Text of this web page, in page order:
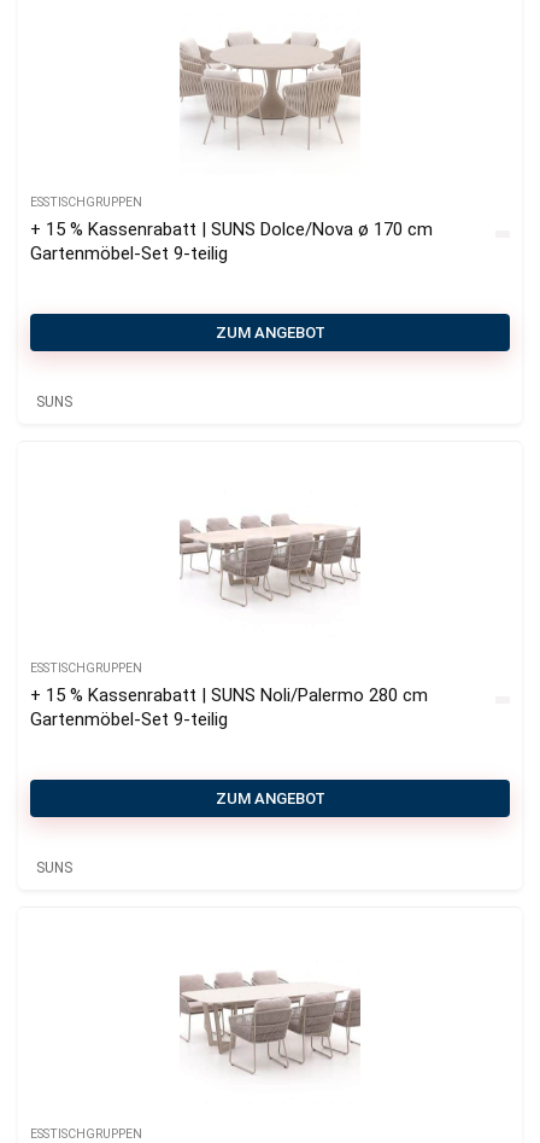
ESSTISCHGRUPPEN
+ 15 % Kassenrabatt | SUNS Dolce/Nova ø 170 cm
Gartenmöbel-Set 9-teilig
ZUM ANGEBOT
SUNS
ESSTISCHGRUPPEN
+ 15 % Kassenrabatt | SUNS Noli/Palermo 280 cm
Gartenmöbel-Set 9-teilig
ZUM ANGEBOT
SUNS
ESSTISCHGRUPPEN